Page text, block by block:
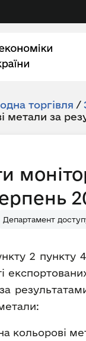
торгівля /
метали за
Департамент
2 пункту
на кольорові